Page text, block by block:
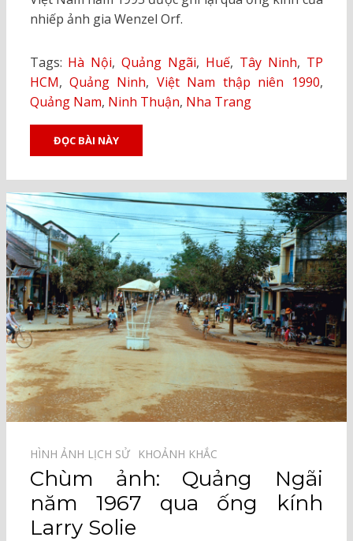
nhiếp ảnh gia Wenzel Orf.
Tags: Hà Nội,Quảng Ngãi, Huế, Tây Ninh, TP
HCM, Quảng Ninh, Việt Nam thập niên 1990,
Quảng Nam, Ninh Thuận, Nha Trang
ĐỌC BÀI NÀY
HÌNH ẢNH LỊCH SỬ⠀ KHOẢNH KHẮC⠀
Chùm ảnh: Quảng Ngãi
năm 1967 qua ống kính
Larry Solie